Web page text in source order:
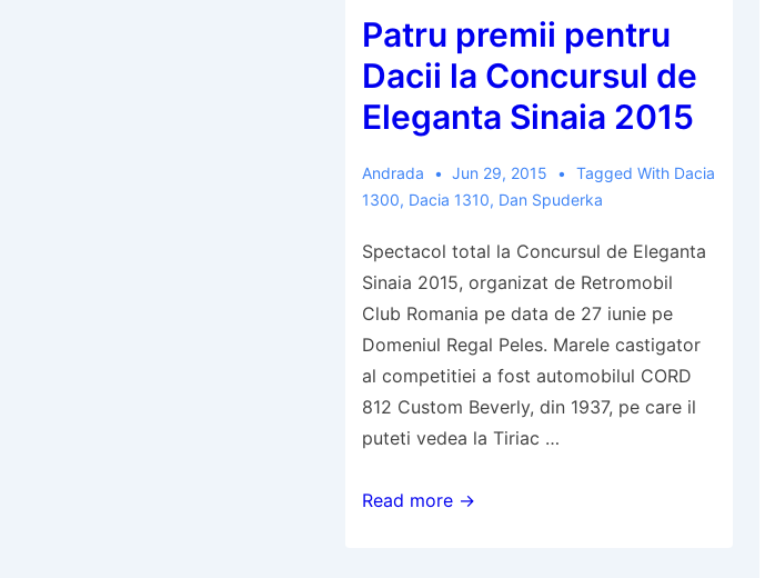
Patru premii pentru
Dacii la Concursul de
Eleganta Sinaia 2015
Andrada Jun 29, 2015 Tagged With Dacia
1300, Dacia 1310, Dan Spuderka
Spectacol total la Concursul de Eleganta
Sinaia 2015, organizat de Retromobil
Club Romania pe data de 27 iunie pe
Domeniul Regal Peles. Marele castigator
al competitiei a fost automobilul CORD
812 Custom Beverly, din 1937, pe care il
puteti vedea la Tiriac …
Patru
Read more →